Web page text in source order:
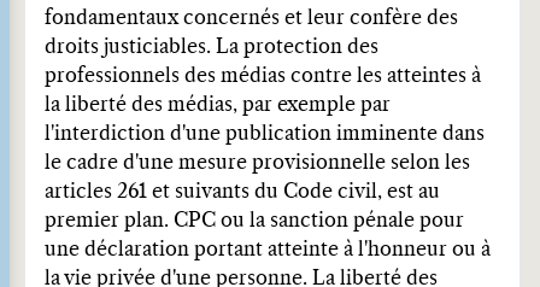
fondamentaux concernés et leur confère des
droits justiciables. La protection des
professionnels des médias contre les atteintes à
la liberté des médias, par exemple par
l'interdiction d'une publication imminente dans
le cadre d'une mesure provisionnelle selon les
articles 261 et suivants du Code civil, est au
premier plan. CPC ou la sanction pénale pour
une déclaration portant atteinte à l'honneur ou à
la vie privée d'une personne. La liberté des